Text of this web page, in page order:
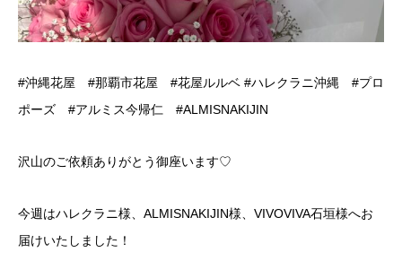
#沖縄花屋 #那覇市花屋 #花屋ルルベ #ハレクラニ沖縄 #プロ
ポーズ #アルミス今帰仁 #ALMISNAKIJIN
沢山のご依頼ありがとう御座います♡
今週はハレクラニ様、ALMISNAKIJIN様、VIVOVIVA石垣様へお
届けいたしました！